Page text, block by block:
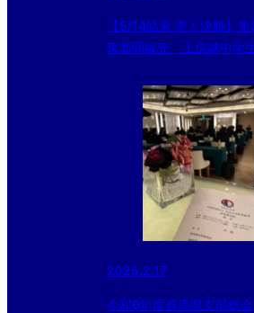
【5/14結果 準々決勝】
東新聞販売 上信越中学
2025.2.17
令和6年度群馬県支部総会